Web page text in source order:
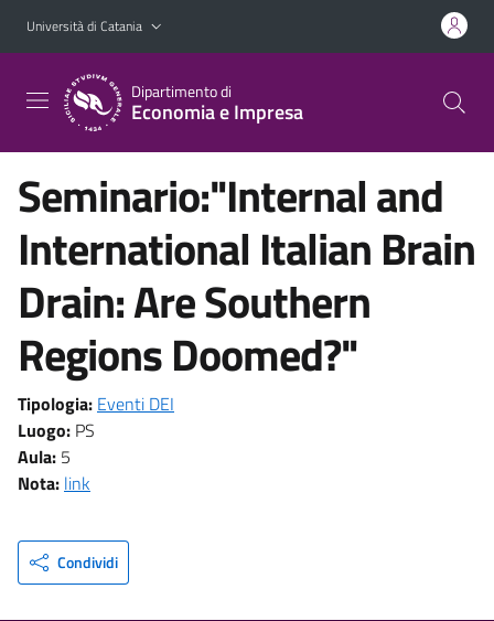
Vai al contenuto principale
Vai al menu di navigazione
Università di Catania
Dipartimento di
Economia e Impresa
Seminario:"Internal and
International Italian Brain
Drain: Are Southern
Regions Doomed?"
Tipologia: Eventi DEI
Luogo: PS
Aula: 5
Nota: link
Condividi